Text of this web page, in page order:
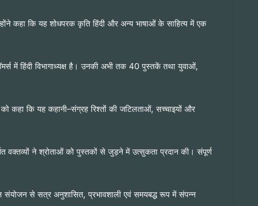
कहा कि यह शोधपरक कृति हिंदी और अन्य भाषाओं के साहित्य में एक
में हिंदी विभागाध्यक्ष है। उनकी अभी तक 40 पुस्तकें तथा युवाओं,
को कहा कि यह कहानी–संग्रह रिश्तों की जटिलताओं, सच्चाइयों और
वक्तव्यों ने श्रोताओं को पुस्तकों से जुड़ने में उत्सुकता प्रदान की। संपूर्ण
संयोजन से सत्र अनुशासित, प्रभावशाली एवं समयबद्ध रूप में संपन्न